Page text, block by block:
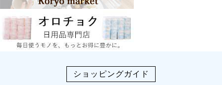
ショッピングガイド